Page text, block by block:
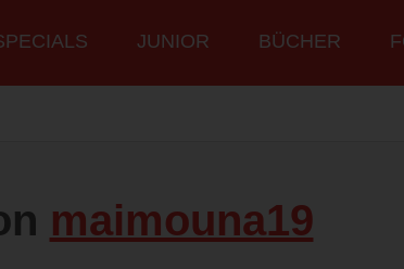
JUNIOR BÜCHER
maimouna19